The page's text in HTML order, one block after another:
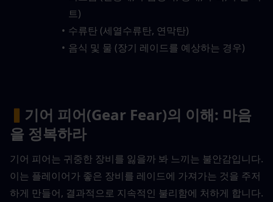
트)
수류탄 (세열수류탄, 연막탄)
음식 및 물 (장기 레이드를 예상하는 경우)
▍ 기어 피어(Gear Fear)의 이해: 마음
을 정복하라
기어 피어는 귀중한 장비를 잃을까 봐 느끼는 불안감입니다.
이는 플레이어가 좋은 장비를 레이드에 가져가는 것을 주저
하게 만들어, 결과적으로 지속적인 불리함에 처하게 합니다.